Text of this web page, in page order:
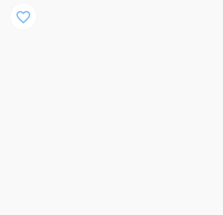
favorite_border